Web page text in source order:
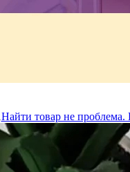
Найти товар не проблема.